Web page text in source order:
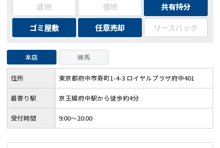
底地
借地
共有持分
ゴミ屋敷
任意売却 リースバック
本店 練馬
住所 東京都府中市寿町1-4-3 ロイヤルプラザ府中401
最寄り駅 京王線府中駅から徒歩約4分
受付時間 9:00～20:00